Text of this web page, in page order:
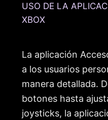
USO DE LA
XBOX
La aplicación
a los usuarios
manera detallada.
botones hasta
joysticks, la